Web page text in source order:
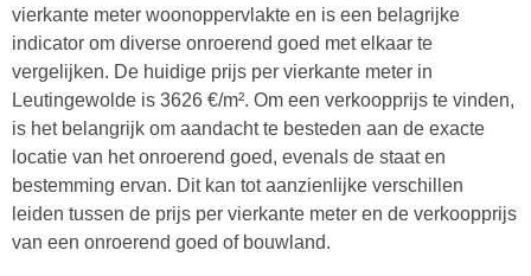
vierkante meter woonoppervlakte en is een belagrijke
indicator om diverse onroerend goed met elkaar te
vergelijken. De huidige prijs per vierkante meter in
Leutingewolde is 3626 €/m². Om een verkoopprijs te vinden,
is het belangrijk om aandacht te besteden aan de exacte
locatie van het onroerend goed, evenals de staat en
bestemming ervan. Dit kan tot aanzienlijke verschillen
leiden tussen de prijs per vierkante meter en de verkoopprijs
van een onroerend goed of bouwland.